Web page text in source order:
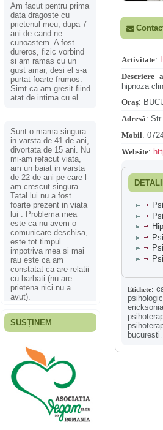
Am facut pentru prima
data dragoste cu
prietenul meu, dupa 7
ani de cand ne
cunoastem. A fost
dureros, fizic vorbind
si am ramas cu un
gust amar, desi el s-a
purtat foarte frumos.
Simt ca am gresit fiind
atat de intima cu el.
Sunt o mama singura
in varsta de 41 de ani,
divortata de 15 ani. Nu
mi-am refacut viata,
am un baiat in varsta
de 22 de ani pe care l-
am crescut singura.
Tatal lui nu a fost
foarte prezent in viata
lui . Problema mea
este ca nu avem o
comunicare deschisa,
este tot timpul
impotriva mea si mai
rau este ca am
constatat ca are relatii
cu barbati (nu are
prietena nici nu a
avut).
Fiica mea s-a nascut
ani, privind in urma
realizez cat de multe
greseli am facut in
educatia si cresterea
ei, am fost o mama
egoista, preocupata
de implinirea
profesionala, cand ea
era mica am neglijat-
SUSȚINEM
Activitate:
Descriere
hipnoza
Oraș:
Adresă:
Mobil:
Website:
Etichete:
bucuresti